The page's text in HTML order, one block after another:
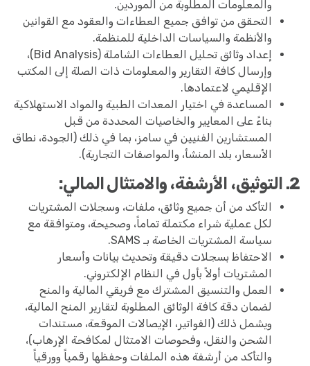
والمعلومات المطلوبة من الموردين.
التحقق من توافق جميع العطاءات والعقود مع القوانين
والأنظمة والسياسات الداخلية للمنظمة.
إعداد وثائق تحليل العطاءات الشاملة (Bid Analysis)،
وإرسال كافة التقارير والمعلومات ذات الصلة إلى المكتب
الإقليمي لاعتمادها.
المساعدة في اختيار المعدات الطبية والمواد الاستهلاكية
بناءً على المعايير والخاصيات المحددة من قبل
المستشارين الفنيين في سامز، بما في ذلك (الجودة، نطاق
الأسعار، بلد المنشأ، والمواصفات التجارية).
2. التوثيق، الأرشفة، والامتثال المالي:
التأكد من أن جميع وثائق، ملفات، وسجلات المشتريات
لكل عملية شراء مكتملة تماماً، وصحيحة، ومتوافقة مع
سياسة المشتريات الخاصة بـ SAMS.
الاحتفاظ بسجلات دقيقة وتحديث بيانات وأسعار
المشتريات أولاً بأول في النظام الإلكتروني.
العمل والتنسيق المشترك مع فريقي المالية والمنح
لضمان دقة كافة الوثائق المطلوبة لتقارير المنح المالية،
ويشمل ذلك (الفواتير، الإيصالات الموقعة، مستندات
الشحن والنقل، وفحوصات الامتثال لمكافحة الإرهاب)،
والتأكد من أرشفة هذه الملفات وحفظها رقمياً وورقياً